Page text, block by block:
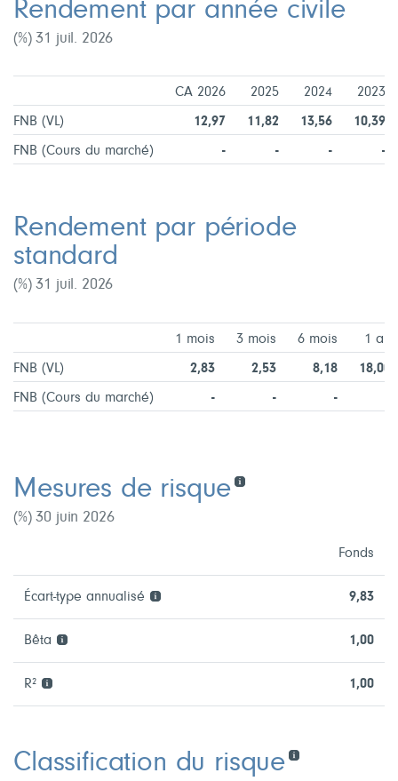
Rendement par année civile
(%) 31 juil. 2026
CA 2026 2025 2024 2023
FNB (VL) 12,97 11,82 13,56 10,39
FNB (Cours du marché) - - - -
Rendement par période
standard
(%) 31 juil. 2026
1 mois 3 mois 6 mois 1 an
FNB (VL) 2,83 2,53 8,18 18,00
FNB (Cours du marché) - - -
Mesures de risque
(%) 30 juin 2026
Fonds
Écart-type annualisé 9,83
Bêta 1,00
R² 1,00
Classification du risque